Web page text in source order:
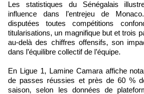
Les statistiques du Sénégalais
influence dans l’entrejeu de
disputées toutes compétitions
titularisations, un magnifique but et trois
au-delà des chiffres offensifs, son
dans l’équilibre collectif de l’équipe.
En Ligue 1, Lamine Camara affiche
de passes réussies et près de 60 %
saison, selon les données de